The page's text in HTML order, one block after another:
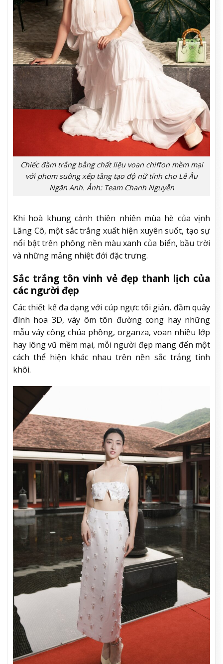
Chiếc đầm trắng bằng chất liệu voan chiffon mềm mại
với phom suông xếp tầng tạo độ nữ tính cho Lê Âu
Ngân Anh. Ảnh: Team Chanh Nguyễn
Khi hoà khung cảnh thiên nhiên mùa hè của vịnh
Lăng Cô, một sắc trắng xuất hiện xuyên suốt, tạo sự
nổi bật trên phông nền màu xanh của biển, bầu trời
và những mảng nhiệt đới đặc trưng.
Sắc trắng tôn vinh vẻ đẹp thanh lịch của
các người đẹp
Các thiết kế đa dạng với cúp ngực tối giản, đầm quây
đính hoa 3D, váy ôm tôn đường cong hay những
mẫu váy công chúa phồng, organza, voan nhiều lớp
hay lông vũ mềm mại, mỗi người đẹp mang đến một
cách thể hiện khác nhau trên nền sắc trắng tinh
khôi.